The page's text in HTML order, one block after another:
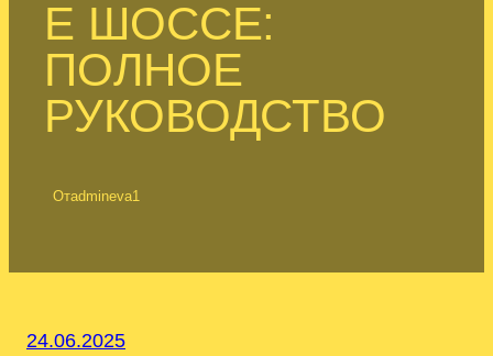
Е ШОССЕ:
ПОЛНОЕ
РУКОВОДСТВО
Отadmineva1
24.06.2025